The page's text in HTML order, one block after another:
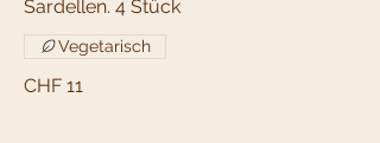
Sardellen. 4 Stück
CHF 11
Vegetarisch